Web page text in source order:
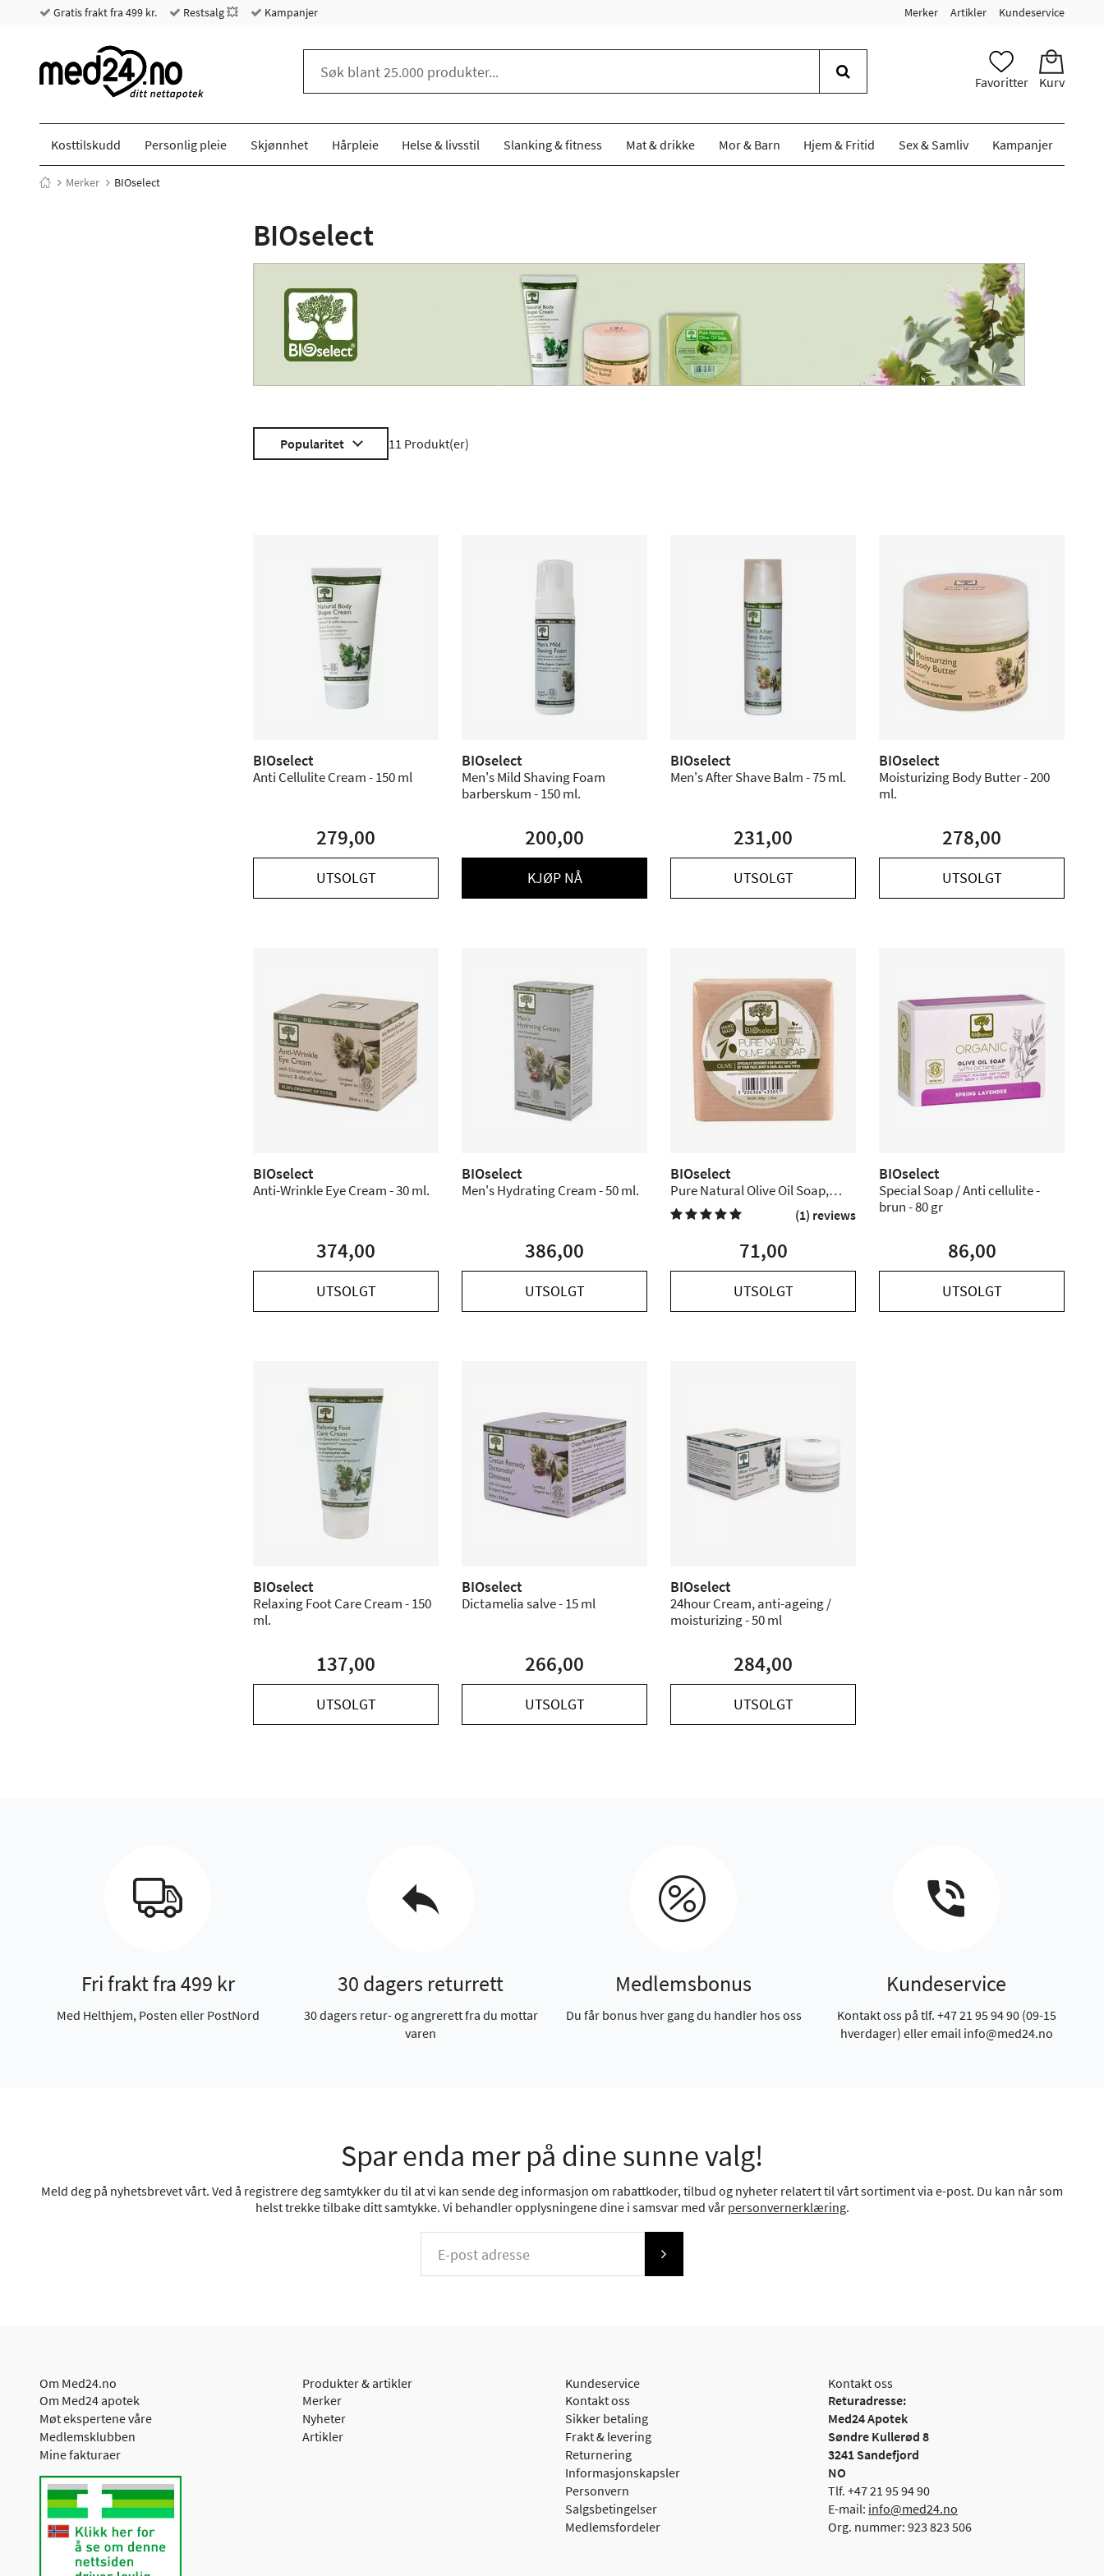
Gratis frakt fra 499 kr. Restsalg 💥 Kampanjer Merker Artikler Kundeservice
Favoritter Kurv
Kosttilskudd Personlig pleie Skjønnhet Hårpleie Helse & livsstil Slanking & fitness Mat & drikke Mor & Barn Hjem & Fritid Sex & Samliv Kampanjer
Merker BIOselect
BIOselect
Popularitet 11 Produkt(er)
BIOselect
Anti Cellulite Cream - 150 ml
279,00
UTSOLGT
BIOselect
Men's Mild Shaving Foam
barberskum - 150 ml.
200,00
KJØP NÅ
BIOselect
Men's After Shave Balm - 75 ml.
231,00
UTSOLGT
BIOselect
Moisturizing Body Butter - 200
ml.
278,00
UTSOLGT
BIOselect
Anti-Wrinkle Eye Cream - 30 ml.
374,00
UTSOLGT
BIOselect
Men's Hydrating Cream - 50 ml.
386,00
UTSOLGT
BIOselect
Pure Natural Olive Oil Soap,
hand made - 200 gram
 (1) reviews
71,00
UTSOLGT
BIOselect
Special Soap / Anti cellulite -
brun - 80 gr
86,00
UTSOLGT
BIOselect
Relaxing Foot Care Cream - 150
ml.
137,00
UTSOLGT
BIOselect
Dictamelia salve - 15 ml
266,00
UTSOLGT
BIOselect
24hour Cream, anti-ageing /
moisturizing - 50 ml
284,00
UTSOLGT
Fri frakt fra 499 kr
Med Helthjem, Posten eller PostNord
30 dagers returrett
30 dagers retur- og angrerett fra du mottar
varen
Medlemsbonus
Du får bonus hver gang du handler hos oss
Kundeservice
Kontakt oss på tlf. +47 21 95 94 90 (09-15
hverdager) eller email info@med24.no
Spar enda mer på dine sunne valg!
Meld deg på nyhetsbrevet vårt. Ved å registrere deg samtykker du til at vi kan sende deg informasjon om rabattkoder, tilbud og nyheter relatert til vårt sortiment via e-post. Du kan når som
helst trekke tilbake ditt samtykke. Vi behandler opplysningene dine i samsvar med vår personvernerklæring.
Om Med24.no
Om Med24 apotek
Møt ekspertene våre
Medlemsklubben
Mine fakturaer
Produkter & artikler
Merker
Nyheter
Artikler
Kundeservice
Kontakt oss
Sikker betaling
Frakt & levering
Returnering
Informasjonskapsler
Personvern
Salgsbetingelser
Medlemsfordeler
Kontakt oss
Returadresse:
Med24 Apotek
Søndre Kullerød 8
3241 Sandefjord
NO
Tlf. +47 21 95 94 90
E-mail: info@med24.no
Org. nummer: 923 823 506